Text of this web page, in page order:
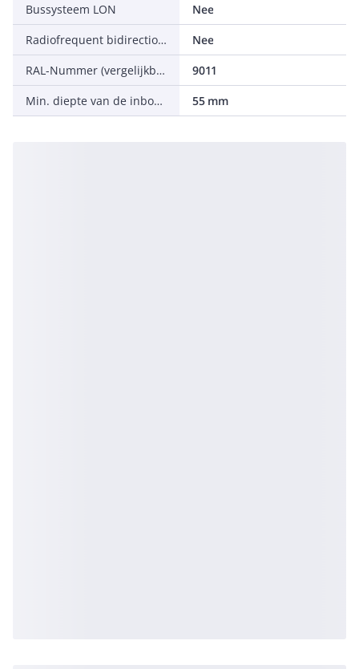
Bussysteem LON
Nee
Radiofrequent bidirectioneel
Nee
RAL-Nummer (vergelijkbaar)
9011
Min. diepte van de inbouwdoos
55 mm